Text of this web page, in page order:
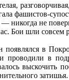
фашистов-
никогда не
Бои шли совсем
в
в
выскочить
затишья.